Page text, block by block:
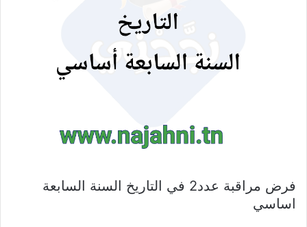
فرض مراقبة عدد2 في التاريخ السنة السابعة
اساسي